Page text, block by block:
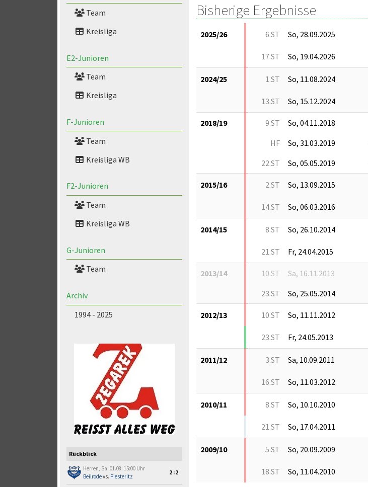
Team
Kreisliga
E2-Junioren
Team
Kreisliga
F-Junioren
Team
Kreisliga WB
F2-Junioren
Team
Kreisliga WB
G-Junioren
Team
Archiv
1994 - 2025
Rückblick
Herren, Sa. 01.08. 15:00 Uhr
Beilrodevs. Piesteritz
2:2
Bisherige Ergebnisse
2025/26 6.ST So, 28.09.2025
17.ST So, 19.04.2026
2024/25 1.ST So, 11.08.2024
13.ST So, 15.12.2024
2018/19 9.ST So, 04.11.2018
HF
So, 31.03.2019
22.ST
So, 05.05.2019
2015/16 2.ST So, 13.09.2015
14.ST So, 06.03.2016
2014/15 8.ST So, 26.10.2014
21.ST Fr, 24.04.2015
2013/14 10.ST Sa, 16.11.2013
23.ST
So, 25.05.2014
2012/13 10.ST So, 11.11.2012
23.ST Fr, 24.05.2013
2011/12 3.ST Sa, 10.09.2011
16.ST So, 11.03.2012
2010/11 8.ST So, 10.10.2010
21.ST So, 17.04.2011
2009/10 5.ST So, 20.09.2009
18.ST So, 11.04.2010